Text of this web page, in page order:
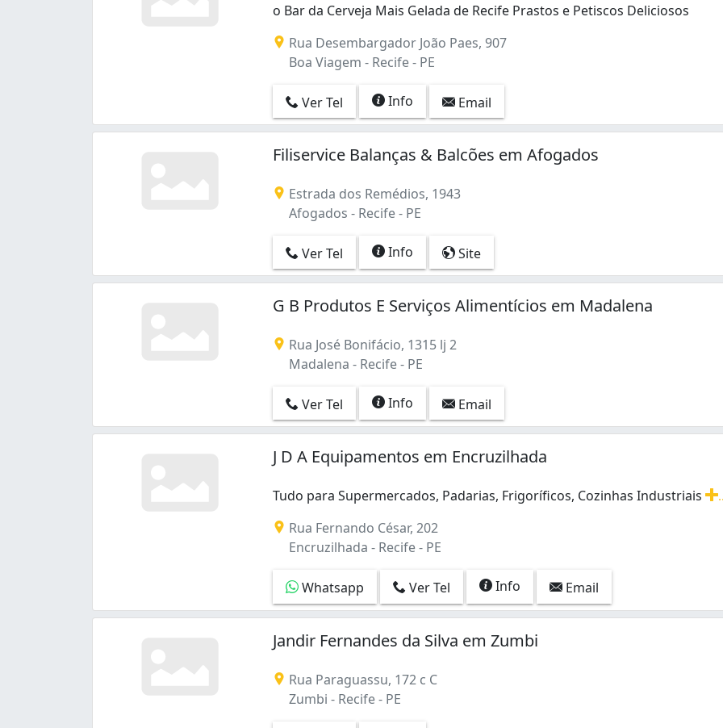
o Bar da Cerveja Mais Gelada de Recife Prastos e Petiscos Deliciosos
Rua Desembargador João Paes, 907
Boa Viagem - Recife - PE
Ver Tel Info Email
Filiservice Balanças & Balcões em Afogados
Estrada dos Remédios, 1943
Afogados - Recife - PE
Ver Tel Info Site
G B Produtos E Serviços Alimentícios em Madalena
Rua José Bonifácio, 1315 lj 2
Madalena - Recife - PE
Ver Tel Info Email
J D A Equipamentos em Encruzilhada
Tudo para Supermercados, Padarias, Frigoríficos, Cozinhas Industriais
Rua Fernando César, 202
Encruzilhada - Recife - PE
Whatsapp Ver Tel Info Email
Jandir Fernandes da Silva em Zumbi
Rua Paraguassu, 172 c C
Zumbi - Recife - PE